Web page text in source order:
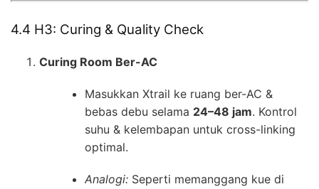
4.4 H3: Curing & Quality Check
Curing Room Ber-AC
Masukkan Xtrail ke ruang ber-AC &
bebas debu selama 24–48 jam. Kontrol
suhu & kelembapan untuk cross-linking
optimal.
Analogi: Seperti memanggang kue di